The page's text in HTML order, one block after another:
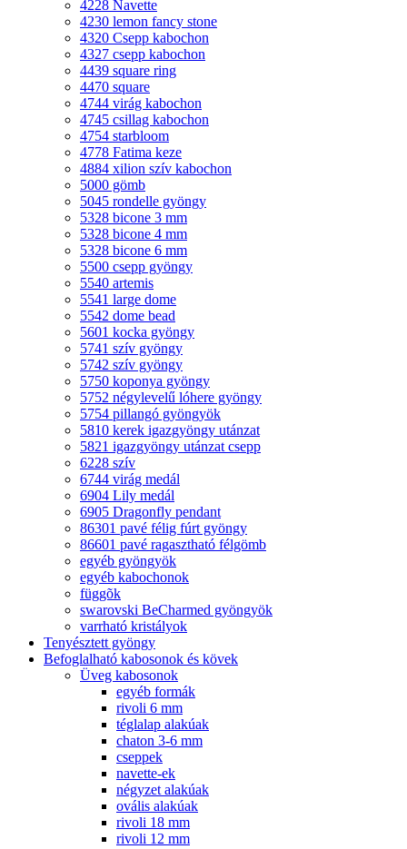
4228 Navette
4230 lemon fancy stone
4320 Csepp kabochon
4327 csepp kabochon
4439 square ring
4470 square
4744 virág kabochon
4745 csillag kabochon
4754 starbloom
4778 Fatima keze
4884 xilion szív kabochon
5000 gömb
5045 rondelle gyöngy
5328 bicone 3 mm
5328 bicone 4 mm
5328 bicone 6 mm
5500 csepp gyöngy
5540 artemis
5541 large dome
5542 dome bead
5601 kocka gyöngy
5741 szív gyöngy
5742 szív gyöngy
5750 koponya gyöngy
5752 négylevelű lóhere gyöngy
5754 pillangó gyöngyök
5810 kerek igazgyöngy utánzat
5821 igazgyöngy utánzat csepp
6228 szív
6744 virág medál
6904 Lily medál
6905 Dragonfly pendant
86301 pavé félig fúrt gyöngy
86601 pavé ragasztható félgömb
egyéb gyöngyök
egyéb kabochonok
függõk
swarovski BeCharmed gyöngyök
varrható kristályok
Tenyésztett gyöngy
Befoglalható kabosonok és kövek
Üveg kabosonok
egyéb formák
rivoli 6 mm
téglalap alakúak
chaton 3-6 mm
cseppek
navette-ek
négyzet alakúak
ovális alakúak
rivoli 18 mm
rivoli 12 mm